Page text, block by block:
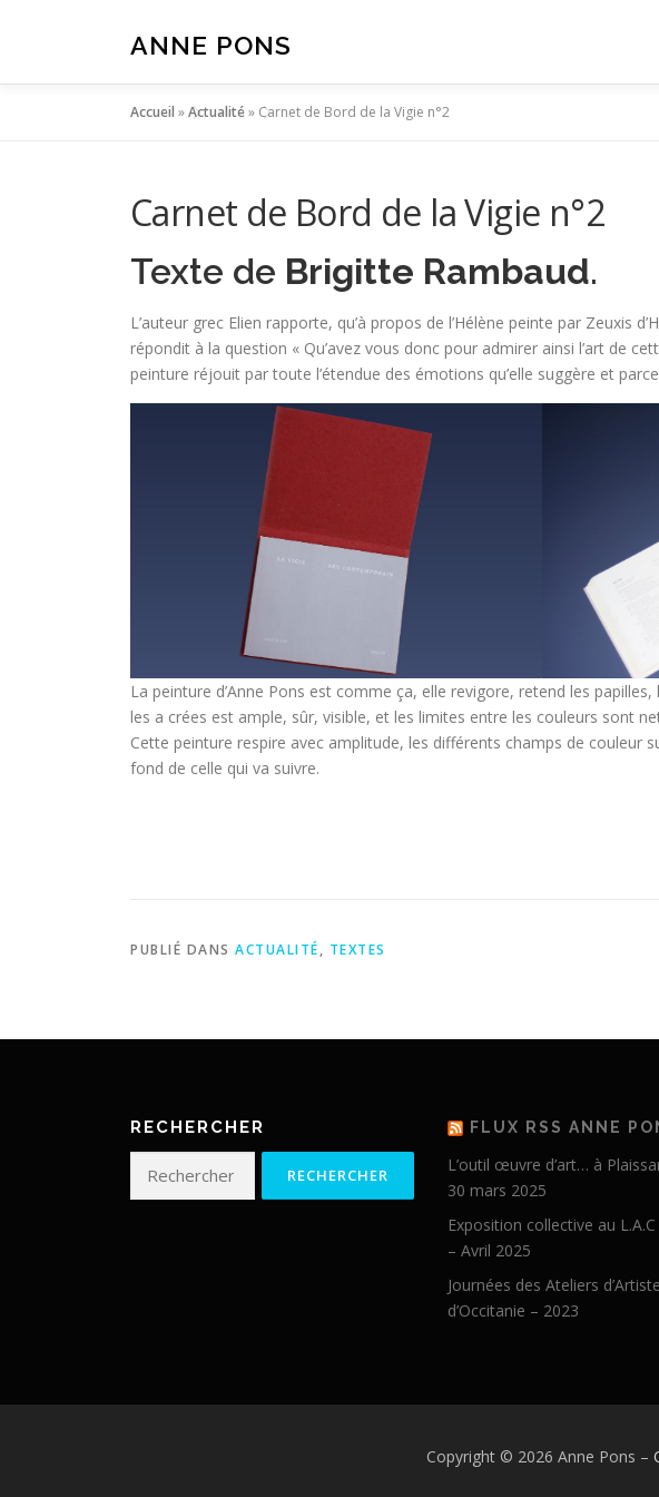
ANNE PONS
Accueil »Actualité» Carnet de Bord de la Vigie n°2
Carnet de Bord de la Vigie n°2
Texte de Brigitte Rambaud.
L’auteur grec Elien rapporte, qu’à propos de l’Hélène peinte par Zeuxis
répondit à la question « Qu’avez vous donc pour admirer ainsi l’art de
peinture réjouit par toute l’étendue des émotions qu’elle suggère et
La peinture d’Anne Pons est comme ça, elle revigore, retend les
les a crées est ample, sûr, visible, et les limites entre les couleurs sont
Cette peinture respire avec amplitude, les différents champs de
fond de celle qui va suivre.
PUBLIÉ DANS ACTUALITÉ, TEXTES
RECHERCHER FLUX RSS ANNE
L’outil œuvre d’art… à
30 mars 2025
Exposition collective au
– Avril 2025
Journées des Ateliers
d’Occitanie – 2023
Copyright © 2026 Anne Pons –